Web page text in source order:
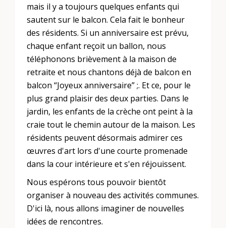
mais il y a toujours quelques enfants qui
sautent sur le balcon. Cela fait le bonheur
des résidents. Si un anniversaire est prévu,
chaque enfant reçoit un ballon, nous
téléphonons brièvement à la maison de
retraite et nous chantons déjà de balcon en
balcon “Joyeux anniversaire” ;. Et ce, pour le
plus grand plaisir des deux parties. Dans le
jardin, les enfants de la crèche ont peint à la
craie tout le chemin autour de la maison. Les
résidents peuvent désormais admirer ces
œuvres d'art lors d'une courte promenade
dans la cour intérieure et s'en réjouissent.
Nous espérons tous pouvoir bientôt
organiser à nouveau des activités communes.
D'ici là, nous allons imaginer de nouvelles
idées de rencontres.